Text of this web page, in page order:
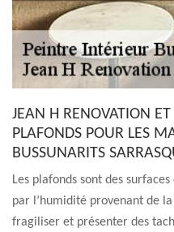
JEAN H RENOVATION
PLAFONDS POUR LES
BUSSUNARITS
Les plafonds sont des
par l’humidité provenant de
fragiliser et présenter des